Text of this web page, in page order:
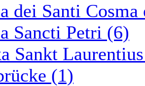
dei Santi
Sancti Petri (6)
Sankt
(1)